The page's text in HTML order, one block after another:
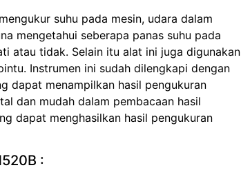
suhu pada mesin, udara dalam
mengetahui seberapa panas suhu pada
atau tidak. Selain itu alat ini juga digunakan
Instrumen ini sudah dilengkapi dengan
dapat menampilkan hasil pengukuran
dan mudah dalam pembacaan hasil
dapat menghasilkan hasil pengukuran
: